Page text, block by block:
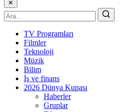
✕
TV Programları
Filmler
Teknoloji
Müzik
Bilim
İş ve finans
2026 Dünya Kupası
Haberler
Gruplar